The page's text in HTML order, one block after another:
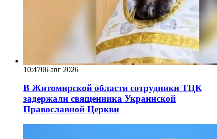
10:4706 авг 2026
В Житомирской области сотрудники ТЦК
задержали священника Украинской
Православной Церкви